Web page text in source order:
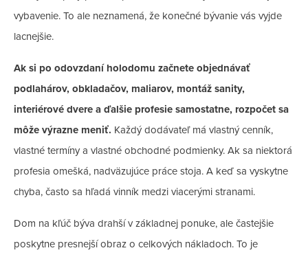
vybavenie. To ale neznamená, že konečné bývanie vás vyjde
lacnejšie.
Ak si po odovzdaní holodomu začnete objednávať
podlahárov, obkladačov, maliarov, montáž sanity,
interiérové dvere a ďalšie profesie samostatne, rozpočet sa
môže výrazne meniť. Každý dodávateľ má vlastný cenník,
vlastné termíny a vlastné obchodné podmienky. Ak sa niektorá
profesia omešká, nadväzujúce práce stoja. A keď sa vyskytne
chyba, často sa hľadá vinník medzi viacerými stranami.
Dom na kľúč býva drahší v základnej ponuke, ale častejšie
poskytne presnejší obraz o celkových nákladoch. To je